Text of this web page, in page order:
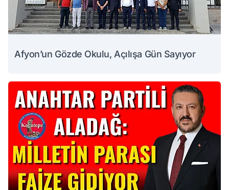
Afyon’un Gözde Okulu, Açılışa Gün Sayıyor